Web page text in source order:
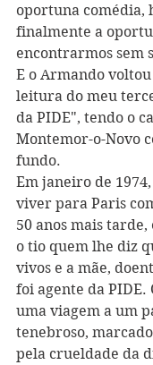
oportuna comédia,
finalmente a
encontrarmos sem
E o Armando
leitura do meu
da PIDE", tendo o
Montemor-o-Novo
fundo.
Em janeiro de
viver para Paris
50 anos mais
o tio quem lhe diz
vivos e a mãe,
foi agente da PIDE.
uma viagem a um
tenebroso,
pela crueldade da